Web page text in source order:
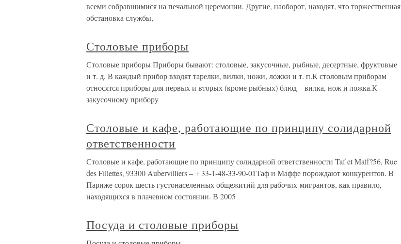
всеми собравшимися на печальной церемонии. Другие, наоборот, находят, что торжественная
обстановка службы,
Столовые приборы
Столовые приборы Приборы бывают: столовые, закусочные, рыбные, десертные, фруктовые
и т. д. В каждый прибор входят тарелки, вилки, ножи, ложки и т. п.К столовым приборам
относятся приборы для первых и вторых (кроме рыбных) блюд – вилка, нож и ложка.К
закусочному прибору
Столовые и кафе, работающие по принципу солидарной
ответственности
Столовые и кафе, работающие по принципу солидарной ответственности Taf et Maff?56, Rue
des Fillettes, 93300 Aubervilliers – + 33-1-48-33-90-01Таф и Маффе порождают конкурентов. В
Париже сорок шесть густонаселенных общежитий для рабочих-мигрантов, как правило,
находящихся в плачевном состоянии. В 2005
Посуда и столовые приборы